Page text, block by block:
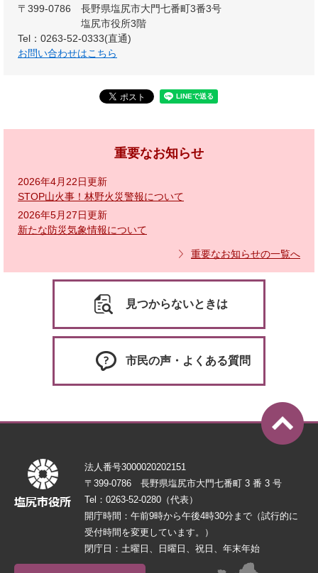
〒399-0786
長野県塩尻市大門七番町3番3号
塩尻市役所3階
Tel：0263-52-0333(直通)
お問い合わせはこちら
重要なお知らせ
2026年4月22日更新
STOP山火事！林野火災警報について
2026年5月27日更新
新たな防災気象情報について
重要なお知らせの一覧へ
見つからないときは
市民の声・よくある質問
法人番号3000020202151
〒399-0786 長野県塩尻市大門七番町 3 番 3 号
Tel：0263-52-0280（代表）
開庁時間：午前9時から午後4時30分まで（試行的に
受付時間を変更しています。）
閉庁日：土曜日、日曜日、祝日、年末年始